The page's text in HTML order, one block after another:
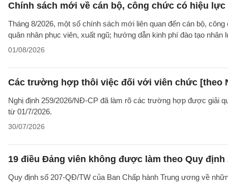
Chính sách mới về cán bộ, công chức có hiệu lực
Tháng 8/2026, một số chính sách mới liên quan đến cán bộ,
quân nhân phục viên, xuất ngũ; hướng dẫn kinh phí đào tạo
01/08/2026
Các trường hợp thôi việc đối với viên chức [theo
Nghị định 259/2026/NĐ-CP đã làm rõ các trường hợp được giải
từ 01/7/2026.
30/07/2026
19 điều Đảng viên không được làm theo Quy định
Quy định số 207-QĐ/TW của Ban Chấp hành Trung ương về